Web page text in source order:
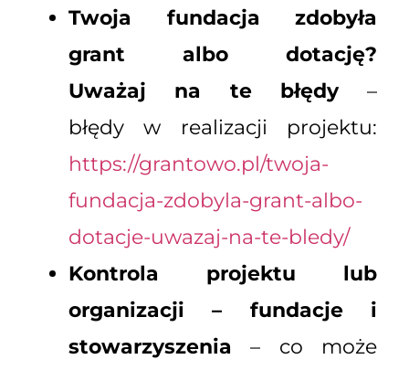
Twoja fundacja zdobyła
grant albo dotację?
Uważaj na te błędy–
błędy w realizacji projektu:
https://grantowo.pl/twoja-
fundacja-zdobyla-grant-albo-
dotacje-uwazaj-na-te-bledy/
Kontrola projektu lub
organizacji – fundacje i
stowarzyszenia – co może